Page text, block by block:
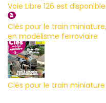
Voie Libre 126 est
Clés pour le train
en modélisme ferroviaire
Clés pour le train